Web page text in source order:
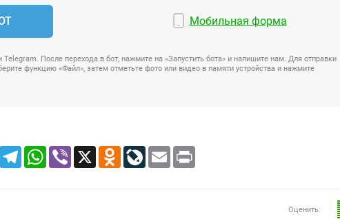
Мобильная форма
Telegram. После перехода в бот, нажмите на «Запустить бота» и напишите нам. Для отправки
функцию «Файл», затем отметьте фото или видео в памяти устройства и нажмите
VK TelegramWhatsApp
Viber X Odnoklassniki
LiveJournal
Email
Оценить: